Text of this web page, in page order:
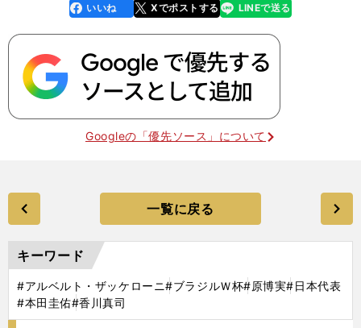
faceboo
k
いいね Xでポストする
line LINEで送る
Googleの「優先ソース」について
一覧に戻る
キーワード
#アルベルト・ザッケローニ#ブラジルＷ杯#原博実#日本代表
#本田圭佑#香川真司